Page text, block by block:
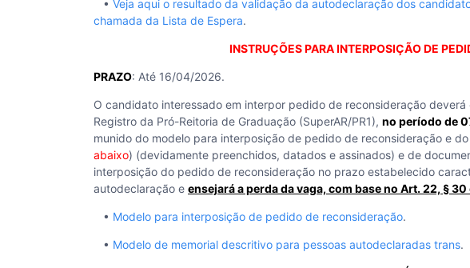
• Veja aqui o resultado da validação da autodeclaração dos
chamada da Lista de Espera.
INSTRUÇÕES PARA INTERPOSIÇÃO DE
PRAZO: Até 16/04/2026.
O candidato interessado em interpor pedido de reconsideração
Registro da Pró-Reitoria de Graduação (SuperAR/PR1), no período de
munido do modelo para interposição de pedido de reconsideração e
abaixo) (devidamente preenchidos, datados e assinados) e de
interposição do pedido de reconsideração no prazo estabelecido
autodeclaração e ensejará a perda da vaga, com base no Art. 22, §
• Modelo para interposição de pedido de reconsideração.
• Modelo de memorial descritivo para pessoas autodeclaradas trans.